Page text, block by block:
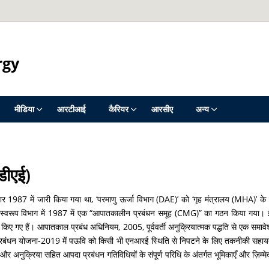
मीडिया आरटीआई कैरियर आरसीए अन्य
1987 में जारी किया गया था, ‘परमाणु ऊर्जा विभाग (DAE)’ को ‘गृह मंत्रालय
विभाग में 1987 में एक “आपातकालीन प्रबंधन समूह (CMG)” का गठन किया
गए हैं। आपातकाल प्रबंध अधिनियम, 2005, पूर्ववर्ती अनुक्रियात्मक पद्धति से एक
योजना-2019 में पऊवि को किसी भी एनआरई स्थिति से निपटने के लिए तकनीकी
अनुक्रिया सहित आपदा प्रबंधन गतिविधियों के संपूर्ण परिधि के अंतर्गत भूमिकाएँ और